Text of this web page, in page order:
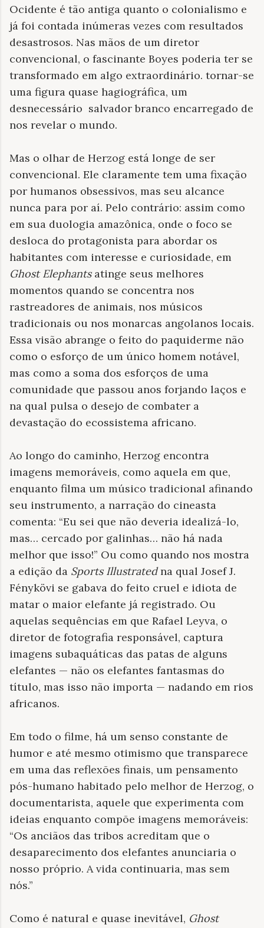
Ocidente é tão antiga quanto o colonialismo e
já foi contada inúmeras vezes com resultados
desastrosos. Nas mãos de um diretor
convencional, o fascinante Boyes poderia ter se
transformado em algo extraordinário. tornar-se
uma figura quase hagiográfica, um
desnecessário salvador branco encarregado de
nos revelar o mundo.
Mas o olhar de Herzog está longe de ser
convencional. Ele claramente tem uma fixação
por humanos obsessivos, mas seu alcance
nunca para por aí. Pelo contrário: assim como
em sua duologia amazônica, onde o foco se
desloca do protagonista para abordar os
habitantes com interesse e curiosidade, em
Ghost Elephantsatinge seus melhores
momentos quando se concentra nos
rastreadores de animais, nos músicos
tradicionais ou nos monarcas angolanos locais.
Essa visão abrange o feito do paquiderme não
como o esforço de um único homem notável,
mas como a soma dos esforços de uma
comunidade que passou anos forjando laços e
na qual pulsa o desejo de combater a
devastação do ecossistema africano.
Ao longo do caminho, Herzog encontra
imagens memoráveis, como aquela em que,
enquanto filma um músico tradicional afinando
seu instrumento, a narração do cineasta
comenta: “Eu sei que não deveria idealizá-lo,
mas… cercado por galinhas… não há nada
melhor que isso!” Ou como quando nos mostra
a edição da Sports Illustratedna qual Josef J.
Fénykövi se gabava do feito cruel e idiota de
matar o maior elefante já registrado. Ou
aquelas sequências em que Rafael Leyva, o
diretor de fotografia responsável, captura
imagens subaquáticas das patas de alguns
elefantes — não os elefantes fantasmas do
título, mas isso não importa — nadando em rios
africanos.
Em todo o filme, há um senso constante de
humor e até mesmo otimismo que transparece
em uma das reflexões finais, um pensamento
pós-humano habitado pelo melhor de Herzog, o
documentarista, aquele que experimenta com
ideias enquanto compõe imagens memoráveis:
“Os anciãos das tribos acreditam que o
desaparecimento dos elefantes anunciaria o
nosso próprio. A vida continuaria, mas sem
nós.”
Como é natural e quase inevitável, Ghost